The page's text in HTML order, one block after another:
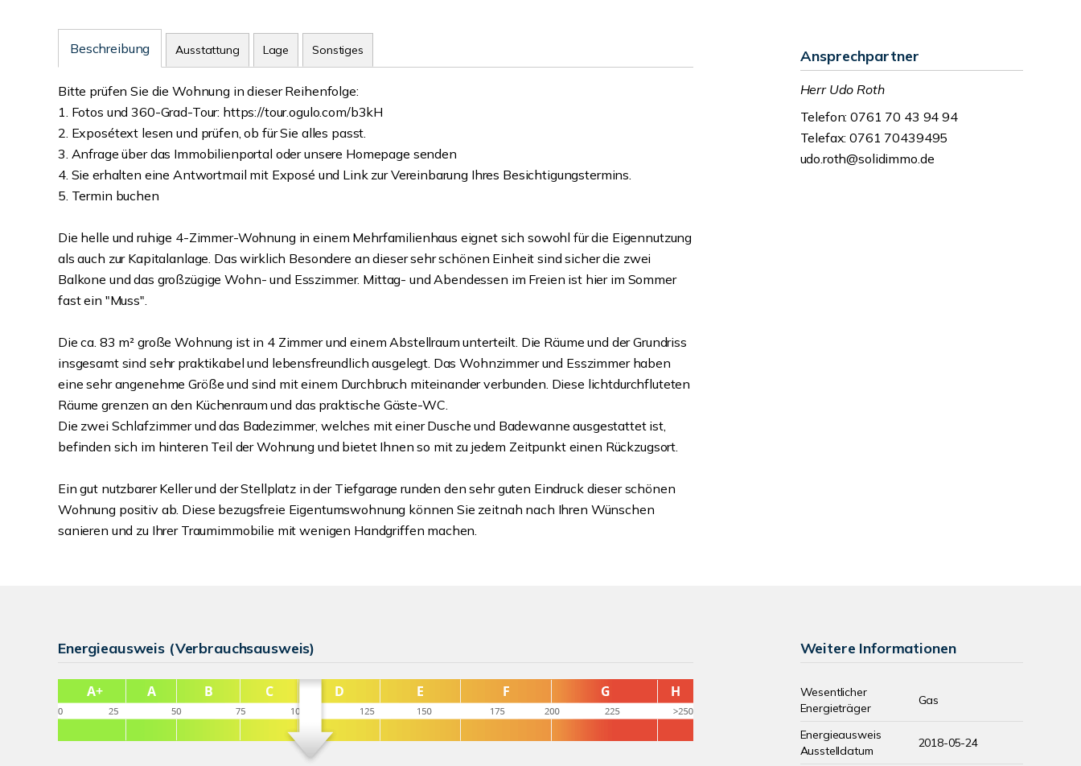
Beschreibung Ausstattung Lage Sonstiges
Bitte prüfen Sie die Wohnung in dieser Reihenfolge:
1. Fotos und 360-Grad-Tour: https://tour.ogulo.com/b3kH
2. Exposétext lesen und prüfen, ob für Sie alles passt.
3. Anfrage über das Immobilienportal oder unsere Homepage senden
4. Sie erhalten eine Antwortmail mit Exposé und Link zur Vereinbarung Ihres Besichtigungstermins.
5. Termin buchen
Die helle und ruhige 4-Zimmer-Wohnung in einem Mehrfamilienhaus eignet sich sowohl für die Eigennutzung
als auch zur Kapitalanlage. Das wirklich Besondere an dieser sehr schönen Einheit sind sicher die zwei
Balkone und das großzügige Wohn- und Esszimmer. Mittag- und Abendessen im Freien ist hier im Sommer
fast ein "Muss".
Die ca. 83 m² große Wohnung ist in 4 Zimmer und einem Abstellraum unterteilt. Die Räume und der Grundriss
insgesamt sind sehr praktikabel und lebensfreundlich ausgelegt. Das Wohnzimmer und Esszimmer haben
eine sehr angenehme Größe und sind mit einem Durchbruch miteinander verbunden. Diese lichtdurchfluteten
Räume grenzen an den Küchenraum und das praktische Gäste-WC.
Die zwei Schlafzimmer und das Badezimmer, welches mit einer Dusche und Badewanne ausgestattet ist,
befinden sich im hinteren Teil der Wohnung und bietet Ihnen so mit zu jedem Zeitpunkt einen Rückzugsort.
Ein gut nutzbarer Keller und der Stellplatz in der Tiefgarage runden den sehr guten Eindruck dieser schönen
Wohnung positiv ab. Diese bezugsfreie Eigentumswohnung können Sie zeitnah nach Ihren Wünschen
sanieren und zu Ihrer Traumimmobilie mit wenigen Handgriffen machen.
Ansprechpartner
Herr Udo Roth
Telefon: 0761 70 43 94 94
Telefax: 0761 70439495
udo.roth@solidimmo.de
Energieausweis (Verbrauchsausweis) Weitere Informationen
Wesentlicher
Energieträger
Gas
Energieausweis
Ausstelldatum
2018-05-24